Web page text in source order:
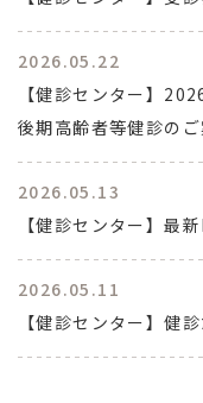
2026.05.22
【健診センター】
後期高齢者等健診のご
2026.05.13
【健診センター】最
2026.05.11
【健診センター】健